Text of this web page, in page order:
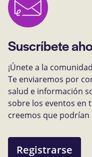
Suscríbete
¡Únete a la
Te enviaremos por
salud e información
sobre los eventos en
creemos que
Registrarse